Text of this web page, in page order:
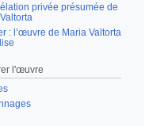
privée présumée de
: l’œuvre de Maria Valtorta
l'œuvre